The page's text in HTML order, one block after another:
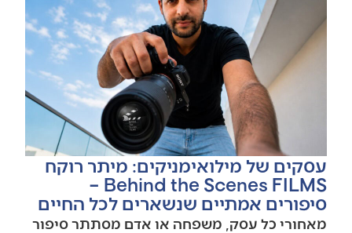
עסקים של מילואימניקים: מיתר רוקח
Behind the Scenes FILMS –
סיפורים אמתיים שנשארים לכל החיים
מאחורי כל עסק, משפחה או אדם מסתתר סיפור